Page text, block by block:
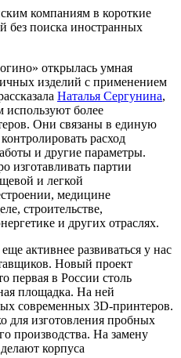
компаниям в короткие
без поиска иностранных
открылась умная
изделий с применением
Наталья Сергунина,
используют более
Они связаны в единую
расход
и другие параметры.
изготавливать партии
и легкой
медицине
строительстве,
и других отраслях.
активнее развиваться у нас
Новый проект
первая в России столь
площадка. На ней
современных 3D-принтеров.
для изготовления пробных
производства. На замену
корпуса